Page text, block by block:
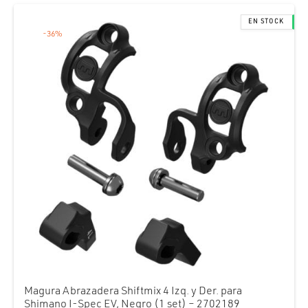
-36%
Magura Abrazadera Shiftmix 4 Izq. y Der. para
Shimano I-Spec EV, Negro (1 set) – 2702189